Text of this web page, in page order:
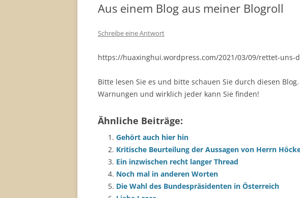
Aus einem Blog aus meiner Blogroll
Schreibe eine Antwort
https://huaxinghui.wordpress.com/2021/03/09/rettet-uns-
Bitte lesen Sie es und bitte schauen Sie durch diesen
Warnungen und wirklich jeder kann Sie finden!
Ähnliche Beiträge:
Gehört auch hier hin
Kritische Beurteilung der Aussagen von Herrn
Ein inzwischen recht langer Thread
Noch mal in anderen Worten
Die Wahl des Bundespräsidenten in Österreich